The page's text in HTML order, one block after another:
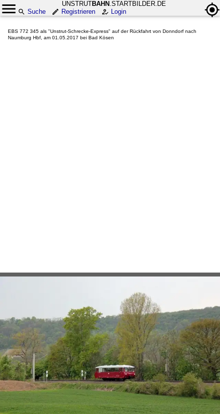
UNSTRUTBAHN .STARTBILDER.DE
Suche
Registrieren Login
EBS 772 345 als "Unstrut-Schrecke-Express" auf der Rückfahrt von Donndorf nach
Naumburg Hbf, am 01.05.2017 bei Bad Kösen